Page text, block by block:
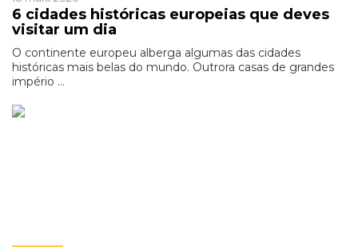
6 cidades históricas europeias que deves
visitar um dia
O continente europeu alberga algumas das cidades
históricas mais belas do mundo. Outrora casas de grandes
império ...